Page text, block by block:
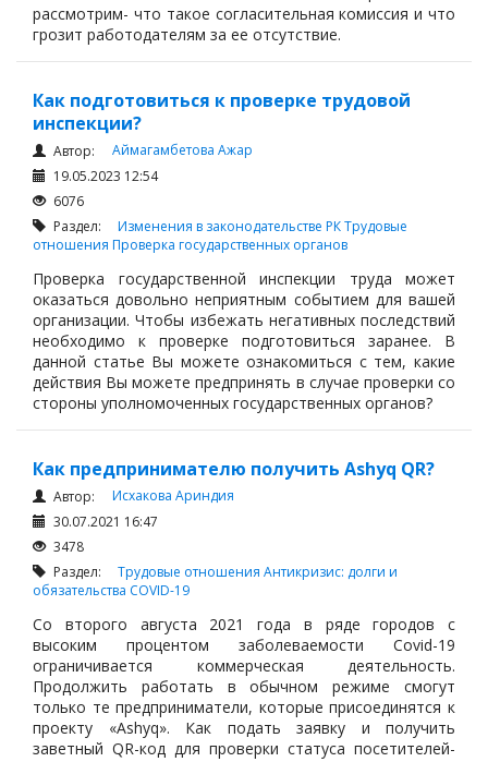
рассмотрим- что такое согласительная комиссия и что
грозит работодателям за ее отсутствие.
Как подготовиться к проверке трудовой
инспекции?
Автор:
Аймагамбетова Ажар
19.05.2023 12:54
6076
Раздел: Изменения в законодательстве РКТрудовые
отношения Проверка государственных органов
Проверка государственной инспекции труда может
оказаться довольно неприятным событием для вашей
организации. Чтобы избежать негативных последствий
необходимо к проверке подготовиться заранее. В
данной статье Вы можете ознакомиться с тем, какие
действия Вы можете предпринять в случае проверки со
стороны уполномоченных государственных органов?
Как предпринимателю получить Ashyq QR?
Автор:
Исхакова Ариндия
30.07.2021 16:47
3478
Раздел: Трудовые отношения Антикризис: долги и
обязательства COVID-19
Со второго августа 2021 года в ряде городов с
высоким процентом заболеваемости Covid-19
ограничивается коммерческая деятельность.
Продолжить работать в обычном режиме смогут
только те предприниматели, которые присоединятся к
проекту «Ashyq». Как подать заявку и получить
заветный QR-код для проверки статуса посетителей-